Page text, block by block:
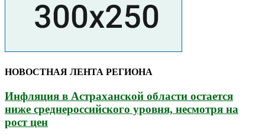
НОВОСТНАЯ ЛЕНТА РЕГИОНА
Инфляция в Астраханской области остается
ниже среднероссийского уровня, несмотря на
рост цен